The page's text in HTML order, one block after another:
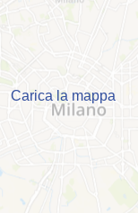
Carica la mappa